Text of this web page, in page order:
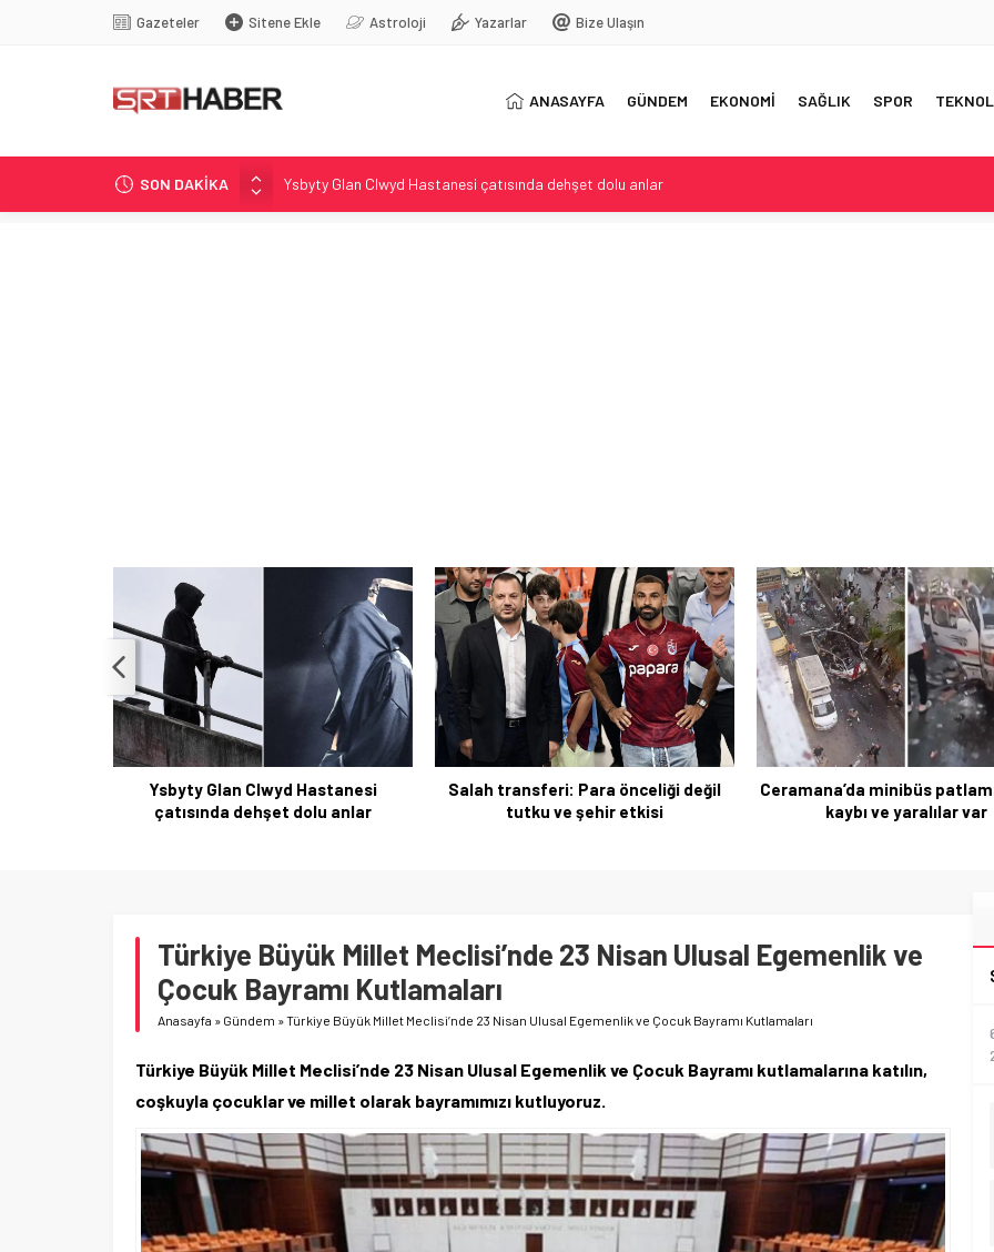
Gazeteler Sitene Ekle Astroloji Yazarlar Bize Ulaşın
ANASAYFA GÜNDEM EKONOMİ SAĞLIK SPOR
SON DAKİKA
Ysbyty Glan Clwyd Hastanesi çatısında dehşet dolu anlar
Salah transferi: Para önceliği değil tutku ve şehir etkisi
Ysbyty Glan Clwyd Hastanesi
çatısında dehşet dolu anlar
Salah transferi: Para önceliği değil
tutku ve şehir etkisi
Ceramana’da minibüs
kaybı ve yaralılar var
Türkiye Büyük Millet Meclisi’nde 23 Nisan Ulusal Egemenlik ve
Çocuk Bayramı Kutlamaları
Anasayfa » Gündem »Türkiye Büyük Millet Meclisi’nde 23 Nisan Ulusal Egemenlik ve Çocuk Bayramı Kutlamaları
Türkiye Büyük Millet Meclisi’nde 23 Nisan Ulusal Egemenlik ve Çocuk Bayramı kutlamalarına katılın,
coşkuyla çocuklar ve millet olarak bayramımızı kutluyoruz.